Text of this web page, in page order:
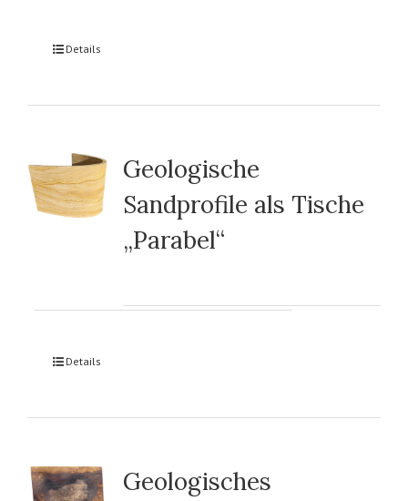
Details
Geologische
Sandprofile als Tische
„Parabel“
Details
Geologisches